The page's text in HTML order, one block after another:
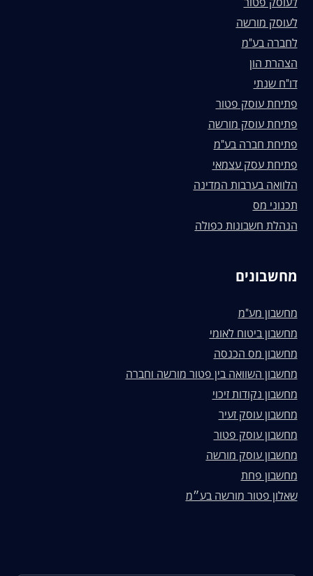
לעוסק מורשה
לחברה בע"מ
הצהרת הון
דו"ח שנתי
פתיחת עוסק פטור
פתיחת עוסק מורשה
פתיחת חברה בע"מ
פתיחת עסק עצמאי
הלוואה בערבות המדינה
תכנוני מס
הנהלת חשבונות כפולה
מחשבונים
מחשבון מע"מ
מחשבון ביטוח לאומי
מחשבון מס הכנסה
מחשבון השוואה בין פטור מורשה וחברה
מחשבון נקודות זיכוי
מחשבון עוסק זעיר
מחשבון עוסק פטור
מחשבון עוסק מורשה
מחשבון פחת
שאלון פטור מורשה בע״מ